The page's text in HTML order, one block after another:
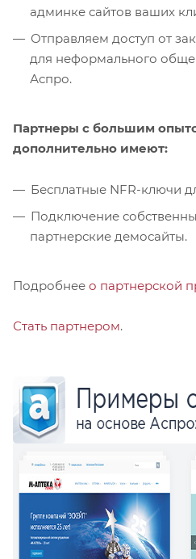
админке сайтов ваших
Отправляем доступ от
для неформального
Аспро.
Партнеры с большим
дополнительно имеют:
Бесплатные NFR-ключи
Подключение
партнерские демосайты.
Подробнее о партнерской
Стать партнером.